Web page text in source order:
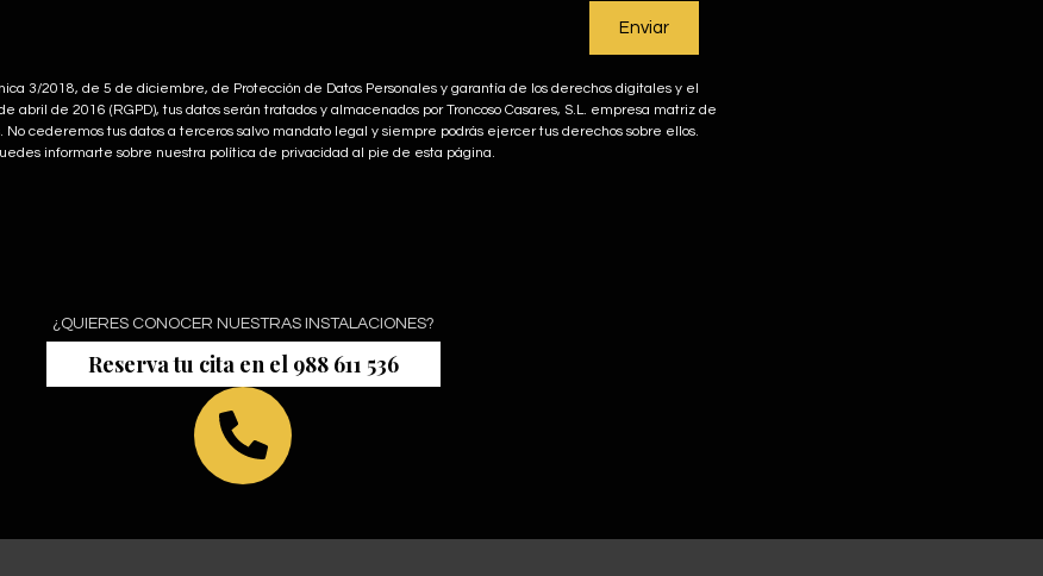
Enviar
3/2018, de 5 de diciembre, de Protección de Datos Personales y garantía de los derechos digitales y el
abril de 2016 (RGPD), tus datos serán tratados y almacenados por Troncoso Casares, S.L. empresa matriz de
No cederemos tus datos a terceros salvo mandato legal y siempre podrás ejercer tus derechos sobre ellos.
informarte sobre nuestra política de privacidad al pie de esta página.
¿QUIERES CONOCER NUESTRAS INSTALACIONES?
Reserva tu cita en el 988 611 536